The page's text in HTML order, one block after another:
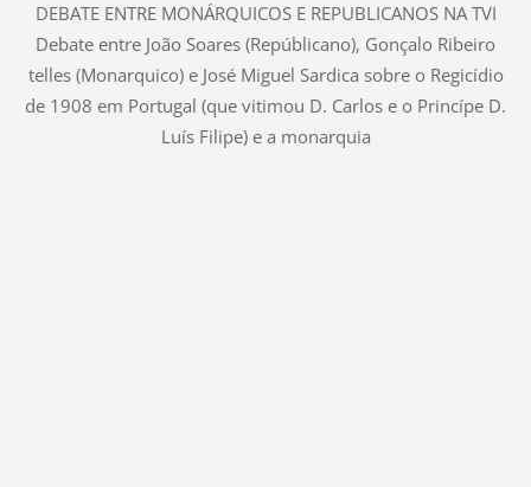
DEBATE ENTRE MONÁRQUICOS E REPUBLICANOS NA TVI
Debate entre João Soares (Repúblicano), Gonçalo Ribeiro
telles (Monarquico) e José Miguel Sardica sobre o Regicídio
de 1908 em Portugal (que vitimou D. Carlos e o Princípe D.
Luís Filipe) e a monarquia